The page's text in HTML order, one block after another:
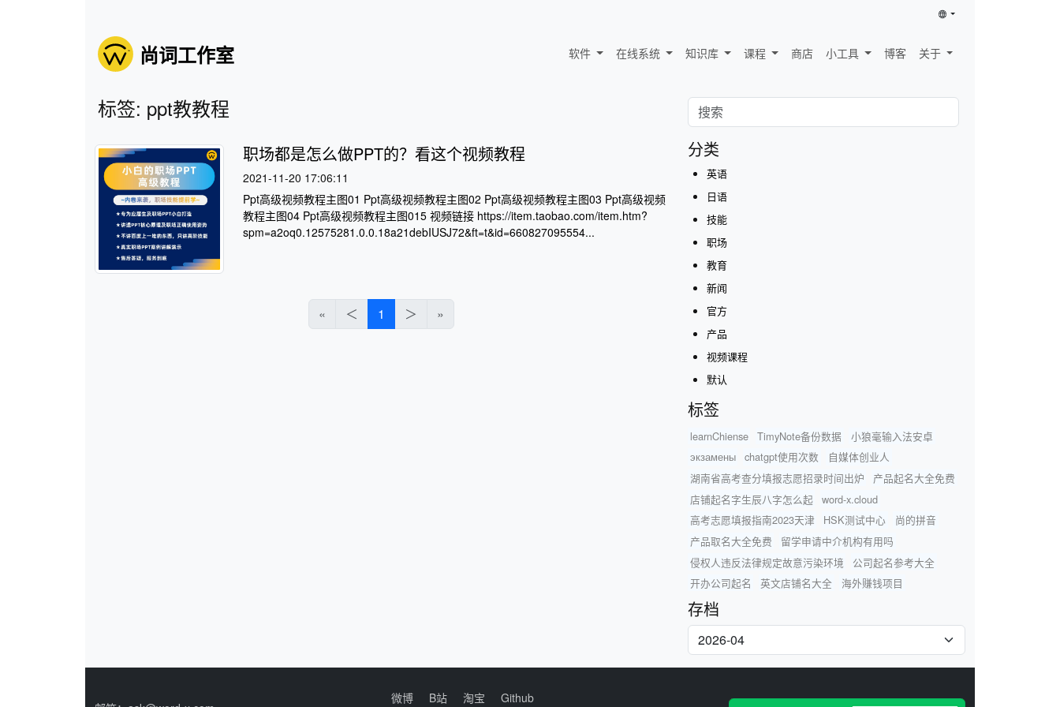
尚词工作室 软件 在线系统 知识库 课程 商店 小工具 博客 关于
标签: ppt教教程
职场都是怎么做PPT的？看这个视频教程
2021-11-20 17:06:11
Ppt高级视频教程主图01 Ppt高级视频教程主图02 Ppt高级视频教程主图03 Ppt高级视频
教程主图04 Ppt高级视频教程主图015 视频链接 https://item.taobao.com/item.htm?
spm=a2oq0.12575281.0.0.18a21debIUSJ72&ft=t&id=660827095554...
« ＜ 1 ＞ »
分类
英语
日语
技能
职场
教育
新闻
官方
产品
视频课程
默认
标签
learnChiense TimyNote备份数据
小狼毫输入法安卓
экзамены
chatgpt使用次数
自媒体创业人
湖南省高考查分填报志愿招录时间出炉
产品起名大全免费
店铺起名字生辰八字怎么起
word-x.cloud
高考志愿填报指南2023天津
HSK测试中心
尚的拼音
产品取名大全免费
留学申请中介机构有用吗
侵权人违反法律规定故意污染环境
公司起名参考大全
开办公司起名
英文店铺名大全 海外赚钱项目
存档
微博 B站 淘宝 Github